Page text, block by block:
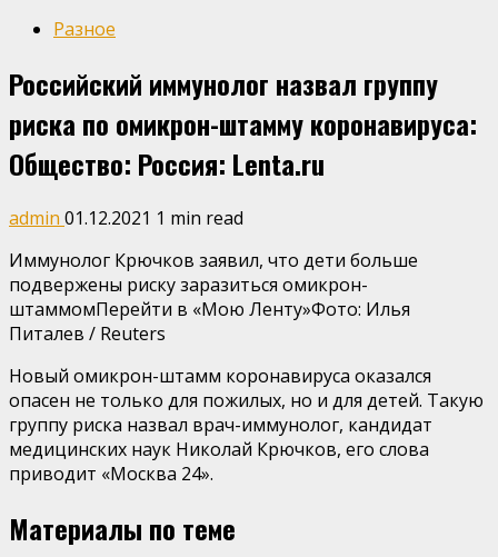
Разное
Российский иммунолог назвал группу
риска по омикрон-штамму коронавируса:
Общество: Россия: Lenta.ru
admin 01.12.2021 1 min read
Иммунолог Крючков заявил, что дети больше
подвержены риску заразиться омикрон-
штаммомПерейти в «Мою Ленту»Фото: Илья
Питалев / Reuters
Новый омикрон-штамм коронавируса оказался
опасен не только для пожилых, но и для детей. Такую
группу риска назвал врач-иммунолог, кандидат
медицинских наук Николай Крючков, его слова
приводит «Москва 24».
Материалы по теме